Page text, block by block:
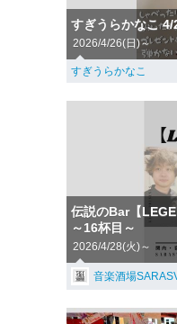
すぎうらかなこ
2026/4/26(日)～
すぎうらかなこ
伝説のBar【
～16杯目～
2026/4/28(火)～
音楽酒場